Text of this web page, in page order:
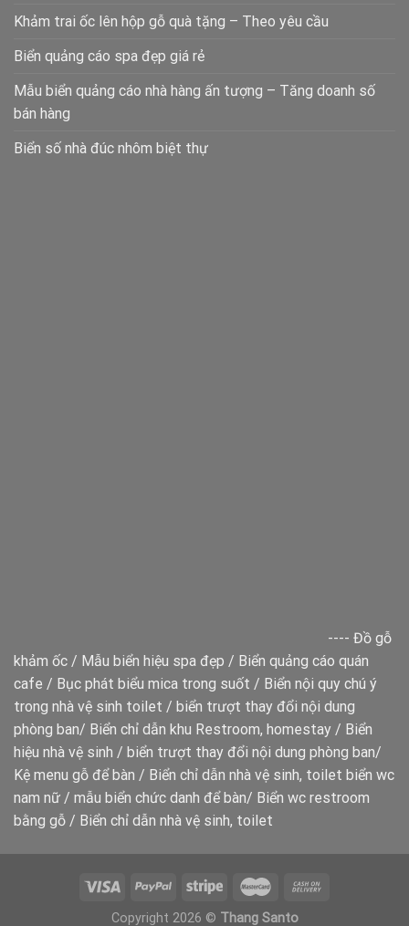
Khảm trai ốc lên hộp gỗ quà tặng – Theo yêu cầu
Biển quảng cáo spa đẹp giá rẻ
Mẫu biển quảng cáo nhà hàng ấn tượng – Tăng doanh số
bán hàng
Biển số nhà đúc nhôm biệt thự
---- Đồ gỗ
khảm ốc / Mẫu biển hiệu spa đẹp / Biển quảng cáo quán
cafe / Bục phát biểu mica trong suốt / Biển nội quy chú ý
trong nhà vệ sinh toilet / biển trượt thay đổi nội dung
phòng ban/ Biển chỉ dẫn khu Restroom, homestay / Biển
hiệu nhà vệ sinh / biển trượt thay đổi nội dung phòng ban/
Kệ menu gỗ để bàn / Biển chỉ dẫn nhà vệ sinh, toilet biển wc
nam nữ / mẫu biển chức danh để bàn/ Biển wc restroom
bằng gỗ / Biển chỉ dẫn nhà vệ sinh, toilet
Copyright 2026 © Thang Santo